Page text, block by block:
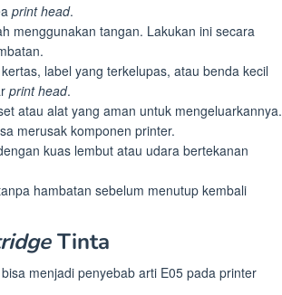
print head.
menggunakan tangan. Lakukan ini secara
label yang terkelupas, atau benda kecil
print head.
atau alat yang aman untuk mengeluarkannya.
merusak komponen printer.
kuas lembut atau udara bertekanan
hambatan sebelum menutup kembali
Tinta
menjadi penyebab arti E05 pada printer